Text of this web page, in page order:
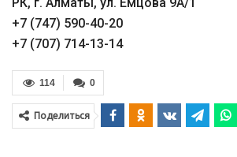
+7 (747) 590-40-20
+7 (707) 714-13-14
0
114
Поделиться